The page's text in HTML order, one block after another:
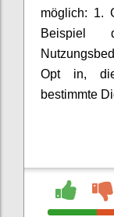
möglich: 1.
Beispiel
Opt in,
bestimmte